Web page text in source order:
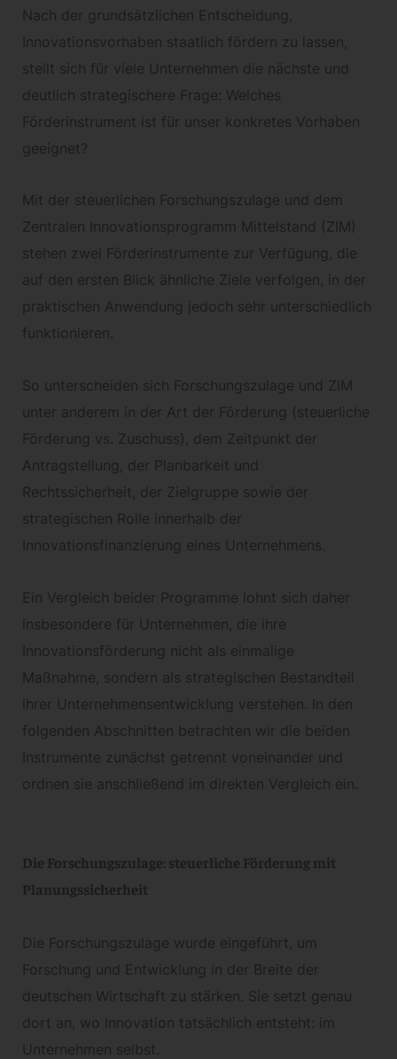
Nach der grundsätzlichen Entscheidung,
Innovationsvorhaben staatlich fördern zu lassen,
stellt sich für viele Unternehmen die nächste und
deutlich strategischere Frage: Welches
Förderinstrument ist für unser konkretes Vorhaben
geeignet?
Mit der steuerlichen Forschungszulage und dem
Zentralen Innovationsprogramm Mittelstand (ZIM)
stehen zwei Förderinstrumente zur Verfügung, die
auf den ersten Blick ähnliche Ziele verfolgen, in der
praktischen Anwendung jedoch sehr unterschiedlich
funktionieren.
So unterscheiden sich Forschungszulage und ZIM
unter anderem in der Art der Förderung (steuerliche
Förderung vs. Zuschuss), dem Zeitpunkt der
Antragstellung, der Planbarkeit und
Rechtssicherheit, der Zielgruppe sowie der
strategischen Rolle innerhalb der
Innovationsfinanzierung eines Unternehmens.
Ein Vergleich beider Programme lohnt sich daher
insbesondere für Unternehmen, die ihre
Innovationsförderung nicht als einmalige
Maßnahme, sondern als strategischen Bestandteil
ihrer Unternehmensentwicklung verstehen. In den
folgenden Abschnitten betrachten wir die beiden
Instrumente zunächst getrennt voneinander und
ordnen sie anschließend im direkten Vergleich ein.
Die Forschungszulage: steuerliche Förderung mit
Planungssicherheit
Die Forschungszulage wurde eingeführt, um
Forschung und Entwicklung in der Breite der
deutschen Wirtschaft zu stärken. Sie setzt genau
dort an, wo Innovation tatsächlich entsteht: im
Unternehmen selbst.